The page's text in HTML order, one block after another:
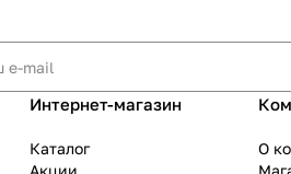
Интернет-магазин
Каталог
О